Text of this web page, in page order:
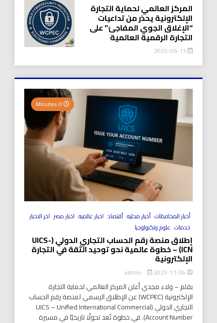
المركز العالمي لحماية التجارة
الإلكترونية يحذر من تداعيات
“الإغلاق الجوي المفاجئ” على
التجارة الرقمية العالمية
2025-06-13
أخبار المحافظات أخبار محليه أقتصاد اخبار عالميه اخبار مصر اخر الاخبار
خدمات علوم وتكنولوجيا
إطلاق منصة رقم الحساب التجاري الدولي (UICS-
ICN) – خطوة عالمية نحو توحيد الثقة في التجارة
الإلكترونية
2025-11-04
بقلم – ولاء مجدي أعلن المركز العالمي لحماية التجارة
الإلكترونية (WCPEC) عن الإطلاق الرسمي لمنصة رقم الحساب
التجاري الدولي (UICS – Unified International Commercial
Account Number). في خطوة تُعد تحولًا تاريخيًا في مسيرة